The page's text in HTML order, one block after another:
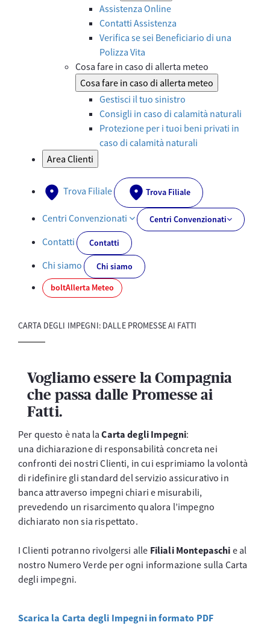
Assistenza Online
Contatti Assistenza
Verifica se sei Beneficiario di una
Polizza Vita
Cosa fare in caso di allerta meteo
Cosa fare in caso di allerta meteo
Gestisci il tuo sinistro
Consigli in caso di calamità naturali
Protezione per i tuoi beni privati in
caso di calamità naturali
Area Clienti
Trova Filiale Trova Filiale
Centri Convenzionati Centri Convenzionati
Contatti Contatti
Chi siamo
Chi siamo
boltAllerta Meteo
CARTA DEGLI IMPEGNI: DALLE PROMESSE AI FATTI
Vogliamo essere la Compagnia
che passa dalle Promesse ai
Fatti.
Per questo è nata laCarta degli Impegni:
una dichiarazione di responsabilità concreta nei
confronti dei nostri Clienti, in cui esprimiamo la volontà
di ridefinire gli standard del servizio assicurativo in
banca attraverso impegni chiari e misurabili,
prevedendo un risarcimento qualora l’impegno
dichiarato non sia rispettato.
I Clienti potranno rivolgersi alle Filiali Montepaschi e al
nostro Numero Verde per ogni informazione sulla Carta
degli impegni.
Scarica la Carta degli Impegni in formato PDF